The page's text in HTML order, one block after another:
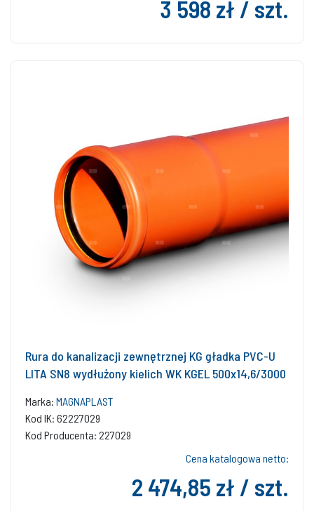
3 598 zł / szt.
Rura do kanalizacji zewnętrznej KG gładka PVC-U
LITA SN8 wydłużony kielich WK KGEL 500x14,6/3000
Marka: MAGNAPLAST
Kod IK: 62227029
Kod Producenta: 227029
Cena katalogowa netto:
2 474,85 zł / szt.